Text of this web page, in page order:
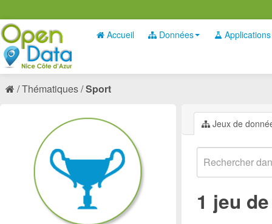
Accueil Données Applications
Thématiques Sport
Jeux de
1 jeu